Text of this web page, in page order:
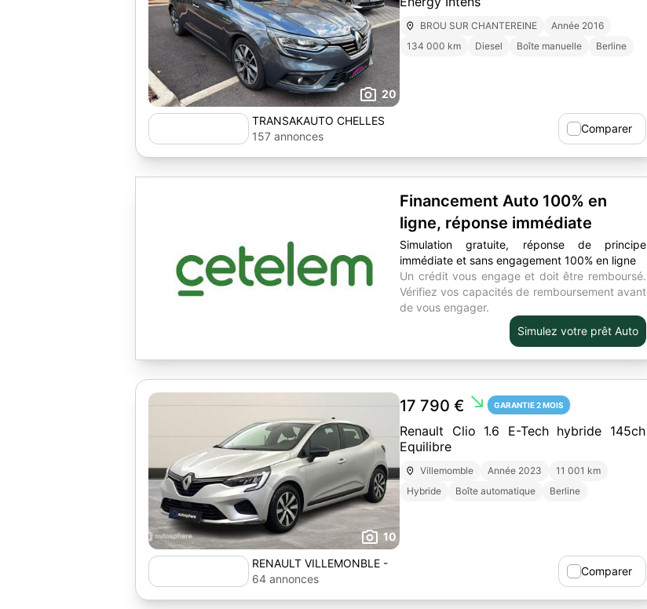
20
BROU SUR CHANTEREINE
Année 2016
134 000 km
Diesel Boîte manuelle Berline
TRANSAKAUTO CHELLES
157 annonces
Comparer
Financement Auto 100% en
ligne, réponse immédiate
Simulation gratuite, réponse de principe
immédiate et sans engagement 100% en ligne
Un crédit vous engage et doit être remboursé.
Vérifiez vos capacités de remboursement avant
de vous engager.
Simulez votre prêt Auto
10
17 790 € south_east GARANTIE 2 MOIS
Renault Clio 1.6 E-Tech hybride 145ch
Equilibre
Villemomble Année 2023
11 001 km
Hybride
Boîte automatique Berline
RENAULT VILLEMONBLE -
AUTOSPHERE
64 annonces
Comparer